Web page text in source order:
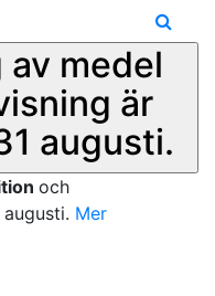
medel
är
augusti.
och
Mer